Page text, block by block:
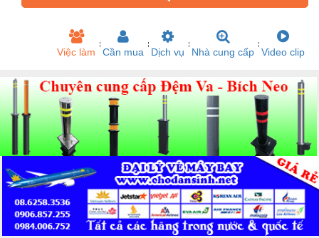
Việc làm Cần mua Dịch vụ Nhà cung cấp Video clip